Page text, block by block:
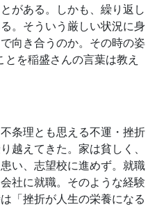
がある。しかも、繰り返し
。そういう厳しい状況に身
向き合うのか。その時の姿
を稲盛さんの言葉は教え
条理とも思える不運・挫折
越えてきた。家は貧しく、
い、志望校に進めず。就職
社に就職。そのような経験
「挫折が人生の栄養になる